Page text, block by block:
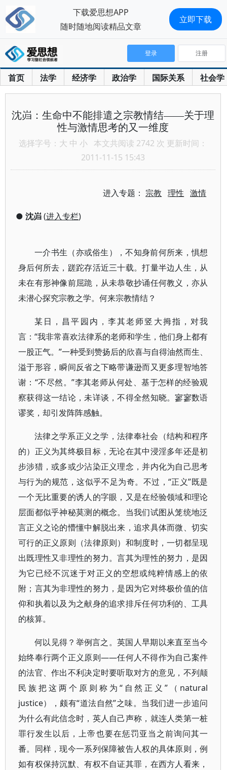
首页 法学 经济学 政治学 国际关系 社会学
登录 注册
沈岿：生命中不能排遣之宗教情结——关于理
性与激情思考的又一维度
选择字号： 大 中 小 本文共阅读 2742 次 更新时间：
2011-11-15 15:43
进入专题：宗教 理性 激情
● 沈岿(进入专栏)
一介书生（亦或俗生），不知身前何所来，惧想
身后何所去，蹉跎存活近三十载。打量半边人生，从
未在有形神像前屈跪，从未恭敬抄诵任何教义，亦从
未潜心探究宗教之学。何来宗教情结？
某日，昌平园内，李其老师竖大拇指，对我
言：“我非常喜欢法律系的老师和学生，他们身上都有
一股正气。”一种受到赞扬后的欣喜与自得油然而生、
溢于形容，瞬间反省之下略带谦逊而又更多理智地答
谢：“不尽然。”李其老师从何处、基于怎样的经验观
察获得这一结论，未详谈，不得全然知晓。寥寥数语
谬奖，却引发阵阵感触。
法律之学系正义之学，法律奉社会（结构和程序
的）正义为其终极目标，无论在其中浸淫多年还是初
步涉猎，或多或少沾染正义理念，并内化为自己思考
与行为的规范，这似乎不足为奇。不过，“正义”既是
一个无比重要的诱人的字眼，又是在经验领域和理论
层面都似乎神秘莫测的概念。当我们试图从笼统地泛
言正义之论的懵懂中解脱出来，追求具体而微、切实
可行的正义原则（法律原则）和制度时，一切都呈现
出既理性又非理性的努力。言其为理性的努力，是因
为它已经不沉迷于对正义的空想或纯粹情感上的依
附；言其为非理性的努力，是因为它对终极价值的信
仰和执着以及为之献身的追求排斥任何功利的、工具
的核算。
何以见得？举例言之。英国人早期以来直至当今
始终奉行两个正义原则——任何人不得作为自己案件
的法官、作出不利决定时要听取对方的意见，不列颠
民族把这两个原则称为“自然正义”（natural
justice），颇有“道法自然”之味。当我们进一步追问
为什么有此信念时，英人自己声称，就连人类第一桩
罪行发生以后，上帝也要在惩罚亚当之前询问其一
番。同样，现今一系列保障被告人权的具体原则，例
如有权保持沉默、有权不自证其罪，在西方人看来，
下载爱思想APP
随时随地阅读精品文章
立即下载